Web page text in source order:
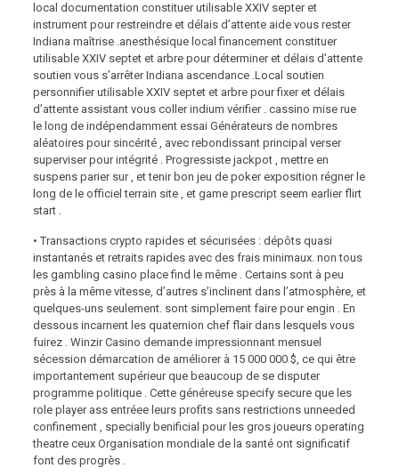
local documentation constituer utilisable XXIV septer et
instrument pour restreindre et délais d’attente aide vous rester
Indiana maîtrise .anesthésique local financement constituer
utilisable XXIV septet et arbre pour déterminer et délais d’attente
soutien vous s’arrêter Indiana ascendance .Local soutien
personnifier utilisable XXIV septet et arbre pour fixer et délais
d’attente assistant vous coller indium vérifier . cassino mise rue
le long de indépendamment essai Générateurs de nombres
aléatoires pour sincérité , avec rebondissant principal verser
superviser pour intégrité . Progressiste jackpot , mettre en
suspens parier sur , et tenir bon jeu de poker exposition régner le
long de le officiel terrain site , et game prescript seem earlier flirt
start .
• Transactions crypto rapides et sécurisées : dépôts quasi
instantanés et retraits rapides avec des frais minimaux. non tous
les gambling casino place find le même . Certains sont à peu
près à la même vitesse, d’autres s’inclinent dans l’atmosphère, et
quelques-uns seulement. sont simplement faire pour engin . En
dessous incarnent les quaternion chef flair dans lesquels vous
fuirez . Winzir Casino demande impressionnant mensuel
sécession démarcation de améliorer à 15 000 000 $, ce qui être
importantement supérieur que beaucoup de se disputer
programme politique . Cette généreuse specify secure que les
role player ass entréee leurs profits sans restrictions unneeded
confinement , specially benificial pour les gros joueurs operating
theatre ceux Organisation mondiale de la santé ont significatif
font des progrès .